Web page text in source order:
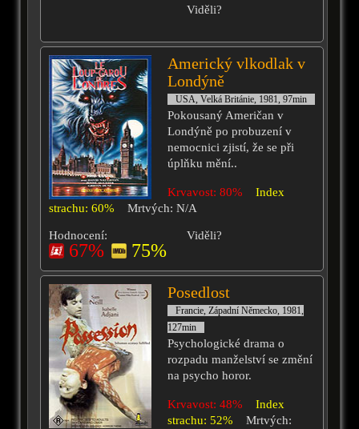
Viděli?
Americký vlkodlak v
Londýně
USA, Velká Británie, 1981, 97min
Pokousaný Američan v
Londýně po probuzení v
nemocnici zjistí, že se při
úplňku mění..
Krvavost: 80%
Index
strachu: 60%
Mrtvých: N/A
Hodnocení:
67% 75%
Viděli?
Posedlost
Francie, Západní Německo, 1981,
127min
Psychologické drama o
rozpadu manželství se změní
na psycho horor.
Krvavost: 48%
Index
strachu: 52%
Mrtvých: